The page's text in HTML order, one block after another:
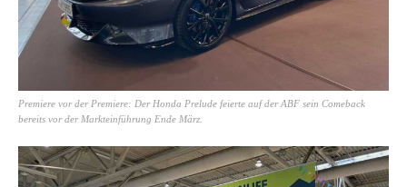
Premiere vor der Premiere: Der Honda Prelude feierte auf der ABF sein Comeback
bereits vor der Markteinführung Ende März.